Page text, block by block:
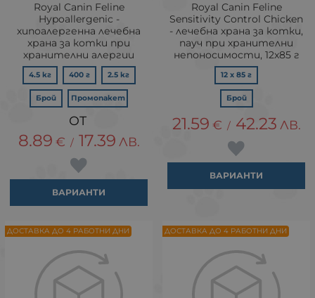
Royal Canin Feline
Hypoallergenic -
хипоалергенна лечебна
храна за котки при
хранителни алергии
4.5 кг 400 г 2.5 кг
Брой Промопакет
8.89 € / 17.39 ЛВ.
ВАРИАНТИ
Royal Canin Feline
Sensitivity Control Chicken
- лечебна храна за котки,
пауч при хранителни
непоносимости, 12x85 г
12 x 85 г
Брой
21.59 € / 42.23 ЛВ.
ВАРИАНТИ
ДОСТАВКА ДО 4 РАБОТНИ ДНИ ДОСТАВКА ДО 4 РАБОТНИ ДНИ